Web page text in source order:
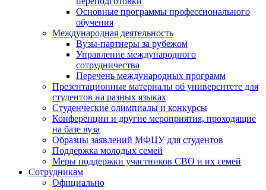
Основные программы профессионального
обучения
Международная деятельность
Вузы-партнеры за рубежом
Управление международного
сотрудничества
Перечень международных программ
Презентационные материалы об университете для
студентов на разных языках
Студенческие олимпиады и конкурсы
Конференции и другие мероприятия, проходящие
на базе вуза
Образцы заявлений МФЦУ для студентов
Поддержка молодых семей
Меры поддержки участников СВО и их семей
Сотрудникам
Официально